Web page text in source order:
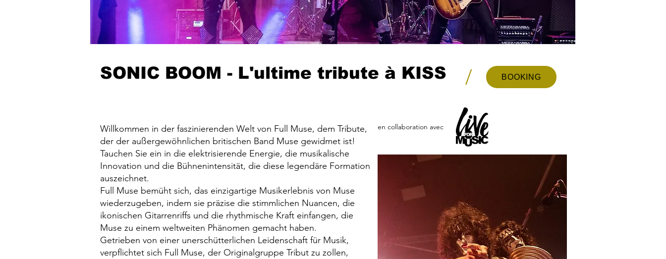
SONIC BOOM - L'ultime tribute à KISS / BOOKING
Willkommen in der faszinierenden Welt von Full Muse, dem Tribute,
der der außergewöhnlichen britischen Band Muse gewidmet ist!
Tauchen Sie ein in die elektrisierende Energie, die musikalische
Innovation und die Bühnenintensität, die diese legendäre Formation
auszeichnet.
Full Muse bemüht sich, das einzigartige Musikerlebnis von Muse
wiederzugeben, indem sie präzise die stimmlichen Nuancen, die
ikonischen Gitarrenriffs und die rhythmische Kraft einfangen, die
Muse zu einem weltweiten Phänomen gemacht haben.
Getrieben von einer unerschütterlichen Leidenschaft für Musik,
verpflichtet sich Full Muse, der Originalgruppe Tribut zu zollen,
en collaboration avec